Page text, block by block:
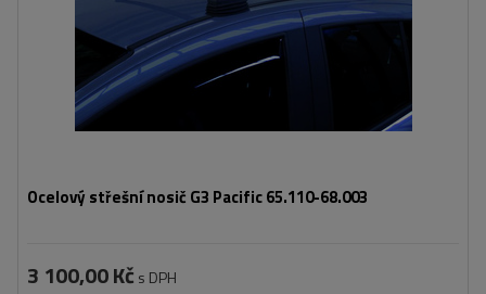
Ocelový střešní nosič G3 Pacific 65.110-68.003
3 100,00 Kč s DPH